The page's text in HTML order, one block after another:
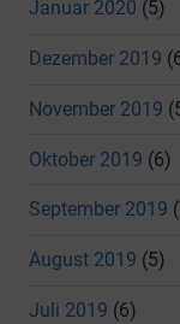
Januar 2020 (5)
Dezember 2019
November 2019
Oktober 2019 (6)
September 2019
August 2019 (5)
Juli 2019 (6)